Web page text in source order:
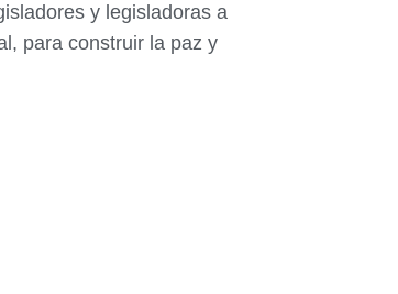
y legisladoras a
para construir la paz y